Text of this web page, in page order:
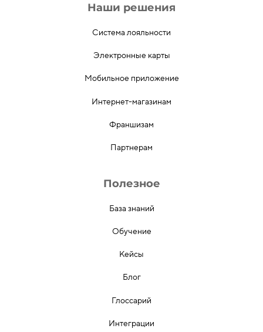
Наши решения
Система лояльности
Электронные карты
Мобильное приложение
Интернет-магазинам
Франшизам
Партнерам
Полезное
База знаний
Обучение
Кейсы
Блог
Глоссарий
Интеграции